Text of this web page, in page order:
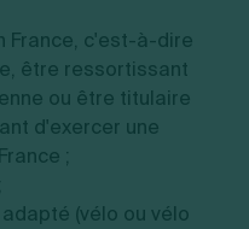
France, c'est-à-dire
être ressortissant
ou être titulaire
d'exercer une
;
(vélo ou vélo